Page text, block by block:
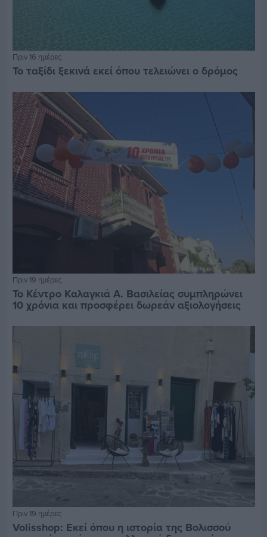
Πριν 16 ημέρες
Το ταξίδι ξεκινά εκεί όπου τελειώνει ο δρόμος
Πριν 19 ημέρες
Το Κέντρο Καλαγκιά Α. Βασιλείας συμπληρώνει
10 χρόνια και προσφέρει δωρεάν αξιολογήσεις
Πριν 19 ημέρες
Volisshop: Εκεί όπου η ιστορία της Βολισσού